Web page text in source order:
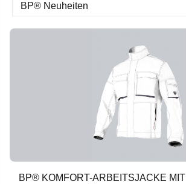
BP® KOMFORT-ARBEITSJACKE MIT